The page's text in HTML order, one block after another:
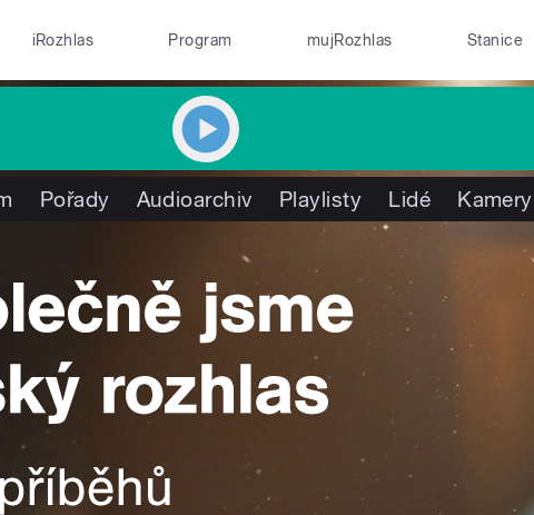
iRozhlas Program mujRozhlas Stanice
Pořady Audioarchiv Playlisty Lidé Kamery